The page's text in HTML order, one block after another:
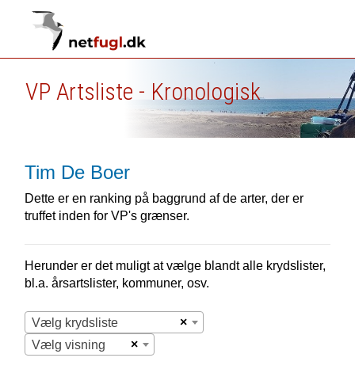
VP Artsliste - Kronologisk
Tim De Boer
Dette er en ranking på baggrund af de arter, der er
truffet inden for VP's grænser.
Herunder er det muligt at vælge blandt alle krydslister,
bl.a. årsartslister, kommuner, osv.
×
Vælg krydsliste
×
Vælg visning